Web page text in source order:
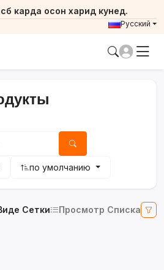
карда осон харид кунед.
Русский
по умолчанию
Сетки Просмотр Списка